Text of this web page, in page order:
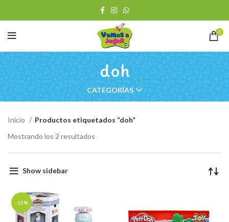
0
doh
CATEGORÍAS
Inicio
Productos etiquetados “doh”
Mostrando los 2 resultados
Show sidebar
-15%